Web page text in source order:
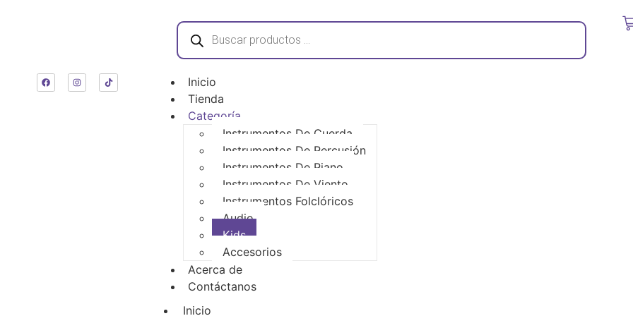
Inicio
Tienda
Categoría
Instrumentos De Cuerda
Instrumentos De Percusión
Instrumentos De Piano
Instrumentos De Viento
Instrumentos Folclóricos
Audio
Kids
Accesorios
Acerca de
Contáctanos
Inicio